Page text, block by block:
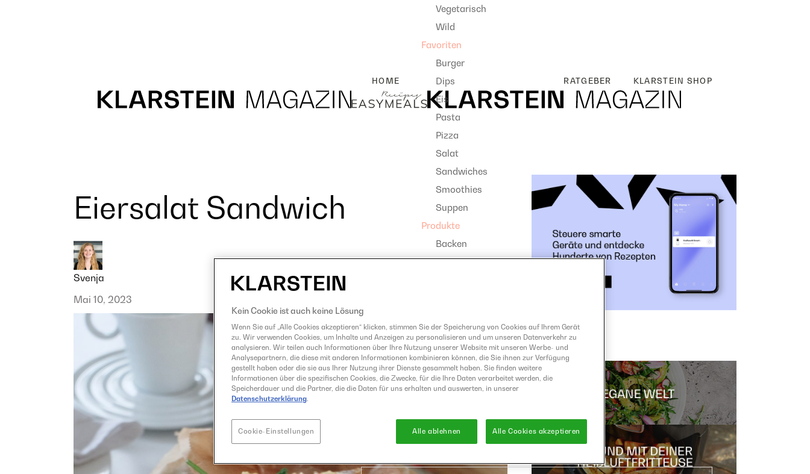
HOME
Vegetarisch
Wild
Favoriten
Burger
Dips
Eis
Pasta
Pizza
Salat
Sandwiches
Smoothies
Suppen
Produkte
Backen
Dörrautomat
Grillen
Heißluftfritteuse
Kochen
Küchenmaschine
Sous Vide
RATGEBER KLARSTEIN SHOP
Eiersalat Sandwich
Svenja
Mai 10, 2023
Kein Cookie ist auch keine Lösung
Wenn Sie auf „Alle Cookies akzeptieren“ klicken, stimmen Sie der Speicherung von Cookies auf Ihrem Gerät
zu. Wir verwenden Cookies, um Inhalte und Anzeigen zu personalisieren und um unseren Datenverkehr zu
analysieren. Wir teilen auch Informationen über Ihre Nutzung unserer Website mit unseren Werbe- und
Analysepartnern, die diese mit anderen Informationen kombinieren können, die Sie ihnen zur Verfügung
gestellt haben oder die sie aus Ihrer Nutzung ihrer Dienste gesammelt haben. Sie finden weitere
Informationen über die spezifischen Cookies, die Zwecke, für die Ihre Daten verarbeitet werden, die
Speicherdauer und die Partner, die die Daten für uns erhalten und auswerten, in unserer
Datenschutzerklärung.
Cookie-Einstellungen Alle ablehnen Alle Cookies akzeptieren